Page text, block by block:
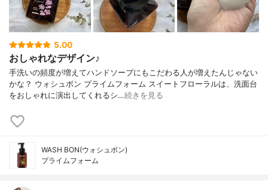
5.00
おしゃれなデザイン♪
手洗いの頻度が増えてハンドソープにもこだわる人が増えたんじゃない
かな？ ウォシュボン プライムフォーム スイートフローラルは、洗面台
をおしゃれに演出してくれるシ…続きを見る
WASH BON(ウォシュボン)
プライムフォーム